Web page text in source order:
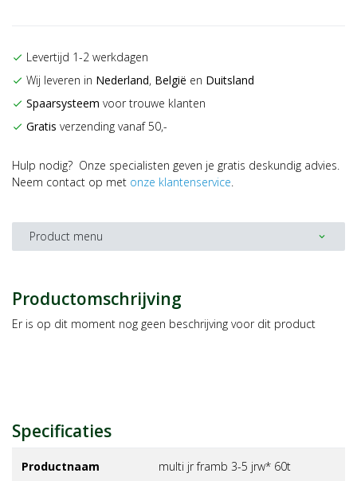
check Levertijd 1-2 werkdagen
check Wij leveren in Nederland, België en Duitsland
check Spaarsysteem voor trouwe klanten
check Gratis verzending vanaf 50,-
Hulp nodig? Onze specialisten geven je gratis deskundig advies.
Neem contact op met onze klantenservice.
Product menu expand_more
Productomschrijving
Er is op dit moment nog geen beschrijving voor dit product
Specificaties
Productnaam multi jr framb 3-5 jrw* 60t